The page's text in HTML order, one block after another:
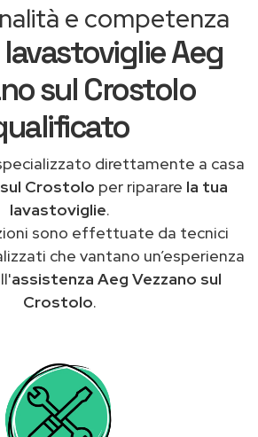
e competenza
Aeg
sul Crostolo
direttamente a casa
Crostolo per riparare la tua
lavastoviglie.
sono effettuate da tecnici
che vantano un’esperienza
assistenza Aeg Vezzano sul
Crostolo.